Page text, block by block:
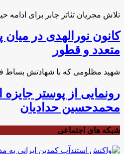
تلاش مجریان تئاتر جابر برای ادامه
کانون نورالهدی در
متعدد و قطور
شهید مظلومی که با شهادتش بساط
رونمایی از پوستر جایزه
محمدحسین حدادیان
شبکه های اجتماعی